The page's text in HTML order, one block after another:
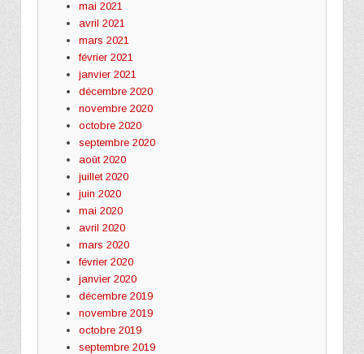
mai 2021
avril 2021
mars 2021
février 2021
janvier 2021
décembre 2020
novembre 2020
octobre 2020
septembre 2020
août 2020
juillet 2020
juin 2020
mai 2020
avril 2020
mars 2020
février 2020
janvier 2020
décembre 2019
novembre 2019
octobre 2019
septembre 2019